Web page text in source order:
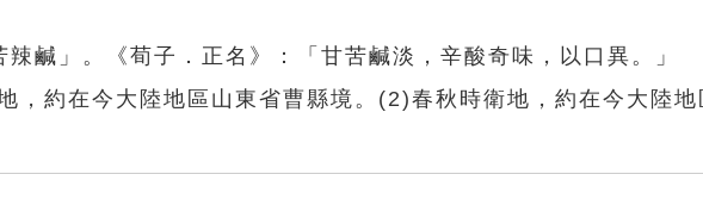
鹹」。《荀子．正名》：「甘苦鹹淡，辛酸奇味，以口異。」
，約在今大陸地區山東省曹縣境。(2)春秋時衛地，約在今大陸